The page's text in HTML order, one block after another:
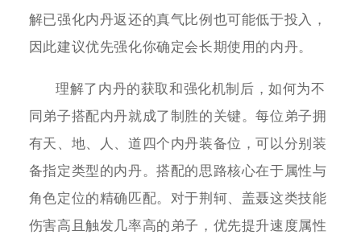
解已强化内丹返还的真气比例也可能低于投入，
因此建议优先强化你确定会长期使用的内丹。
理解了内丹的获取和强化机制后，如何为不
同弟子搭配内丹就成了制胜的关键。每位弟子拥
有天、地、人、道四个内丹装备位，可以分别装
备指定类型的内丹。搭配的思路核心在于属性与
角色定位的精确匹配。对于荆轲、盖聂这类技能
伤害高且触发几率高的弟子，优先提升速度属性